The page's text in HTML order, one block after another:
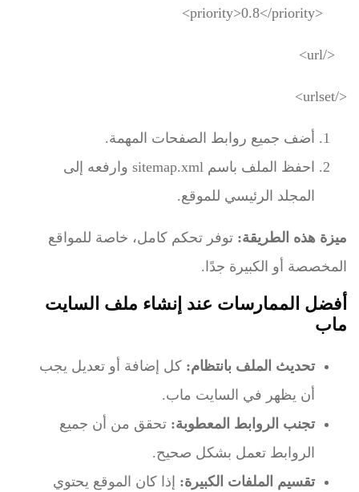
<priority>0.8</priority>
</url>
</urlset>
أضف جميع روابط الصفحات المهمة.
احفظ الملف باسم sitemap.xml وارفعه إلى
المجلد الرئيسي للموقع.
ميزة هذه الطريقة: توفر تحكم كامل، خاصة للمواقع
المخصصة أو الكبيرة جدًا.
أفضل الممارسات عند إنشاء ملف السايت
ماب
تحديث الملف بانتظام: كل إضافة أو تعديل يجب
أن يظهر في السايت ماب.
تجنب الروابط المعطوبة: تحقق من أن جميع
الروابط تعمل بشكل صحيح.
تقسيم الملفات الكبيرة: إذا كان الموقع يحتوي